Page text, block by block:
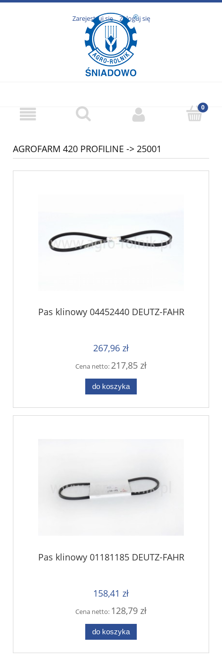
Zarejestruj się Zaloguj się
AGROFARM 420 PROFILINE -> 25001
Pas klinowy 04452440 DEUTZ-FAHR
267,96 zł
Cena netto: 217,85 zł
do koszyka
Pas klinowy 01181185 DEUTZ-FAHR
158,41 zł
Cena netto: 128,79 zł
do koszyka